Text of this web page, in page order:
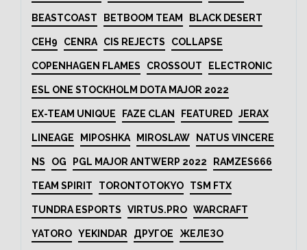
BEASTCOAST BETBOOM TEAM BLACK DESERT
CEH9 CENRA CIS REJECTS COLLAPSE
COPENHAGEN FLAMES CROSSOUT ELECTRONIC
ESL ONE STOCKHOLM DOTA MAJOR 2022
EX-TEAM UNIQUE FAZE CLAN FEATURED JERAX
LINEAGE MIPOSHKA MIROSLAW NATUS VINCERE
NS OG PGL MAJOR ANTWERP 2022 RAMZES666
TEAM SPIRIT TORONTOTOKYO TSM FTX
TUNDRA ESPORTS VIRTUS.PRO WARCRAFT
YATORO YEKINDAR ДРУГОЕ ЖЕЛЕЗО